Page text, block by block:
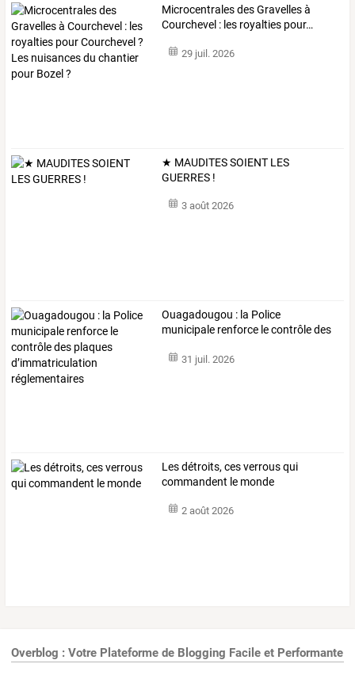
MicrocentralesdesGravellesà
Courchevel : les royalties pour…
29 juil. 2026
★ MAUDITES SOIENT LES
GUERRES !
3 août 2026
Ouagadougou : la Police
municipale renforce lecontrôledes
31 juil. 2026
Les détroits, ces verrous qui
commandent le monde
2 août 2026
Overblog : Votre Plateforme de Blogging Facile et Performante